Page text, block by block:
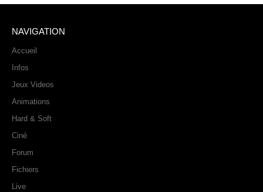
NAVIGATION
Accueil
Infos
Jeux Videos
Animations
Hard & Soft
Ciné
Forum
Fichiers
Live